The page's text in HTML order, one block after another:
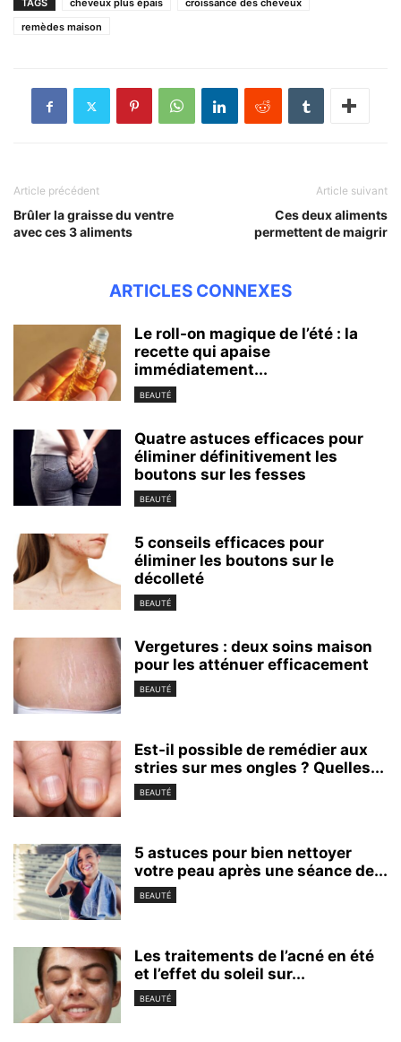
TAGS cheveux plus épais
croissance des cheveux
remèdes maison
Article précédent
Brûler la graisse du ventre
avec ces 3 aliments
Article suivant
Ces deux aliments
permettent de maigrir
ARTICLES CONNEXES
Le roll-on magique de l’été : la
recette qui apaise
immédiatement...
BEAUTÉ
Quatre astuces efficaces pour
éliminer définitivement les
boutons sur les fesses
BEAUTÉ
5 conseils efficaces pour
éliminer les boutons sur le
décolleté
BEAUTÉ
Vergetures : deux soins maison
pour les atténuer efficacement
BEAUTÉ
Est-il possible de remédier aux
stries sur mes ongles ? Quelles...
BEAUTÉ
5 astuces pour bien nettoyer
votre peau après une séance de...
BEAUTÉ
Les traitements de l’acné en été
et l’effet du soleil sur...
BEAUTÉ